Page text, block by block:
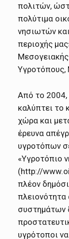
πολιτών,
πολύτιμα
νησιωτών
περιοχής
Από το 2004,
καλύπτει το
χώρα και
έρευνα
υγροτόπων
«Υγροτόπιο
(http://
πλέον
συστημάτων
υγρότοποι